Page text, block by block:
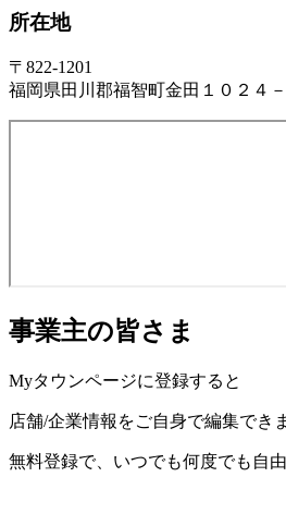
所在地
〒822-1201
福岡県田川郡福智町金田１０２４－
事業主の皆さま
Myタウンページに登録すると
店舗/企業情報をご自身で編集でき
無料登録で、いつでも何度でも自